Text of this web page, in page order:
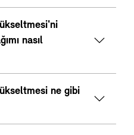
nasıl
ne gibi